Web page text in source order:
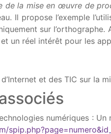
de la mise en œuvre de
Il propose l’exemple
sur
un réel intérêt pour les
d’Internet et des TIC sur
numériques :